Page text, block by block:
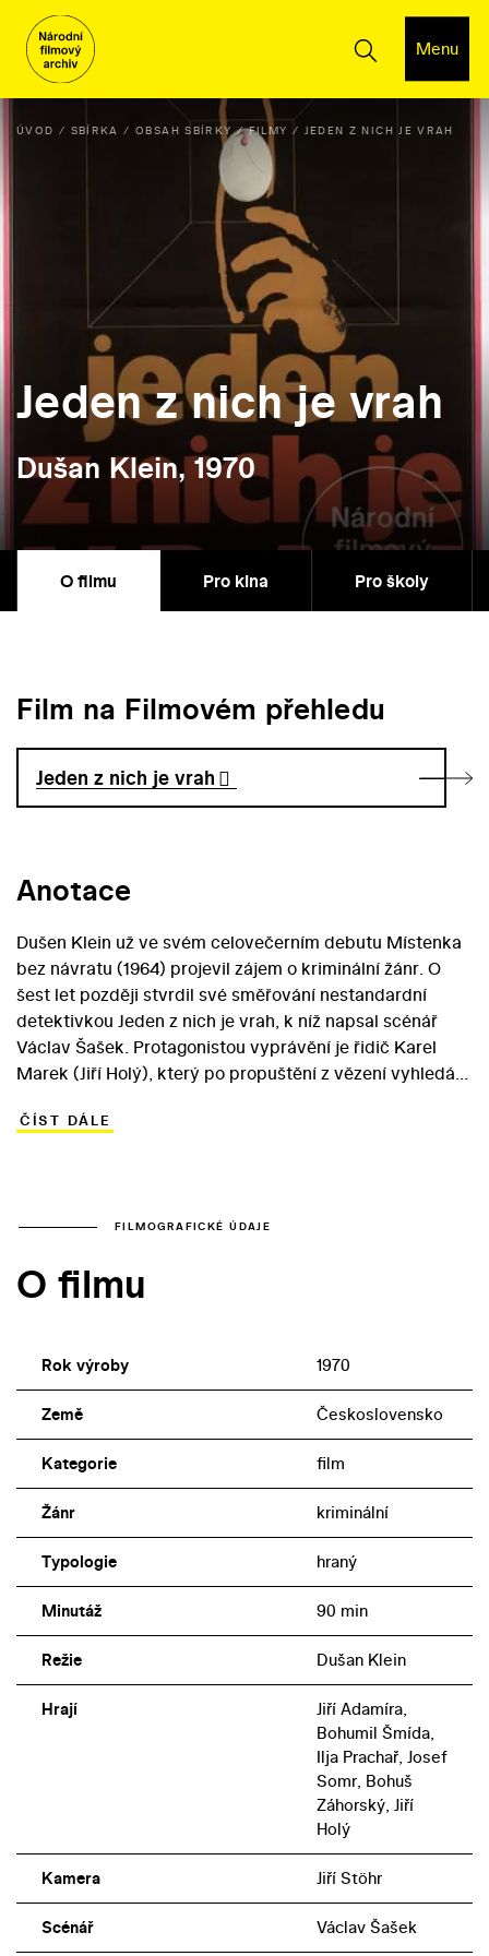
Menu
ÚVOD SBÍRKA OBSAH SBÍRKY FILMY JEDEN Z NICH JE VRAH
Jeden z nich je vrah
Dušan Klein, 1970
O filmu Pro kina Pro školy
Film na Filmovém přehledu
Jeden z nich je vrah
Anotace
Dušen Klein už ve svém celovečerním debutu Místenka
bez návratu (1964) projevil zájem o kriminální žánr. O
šest let později stvrdil své směřování nestandardní
detektivkou Jeden z nich je vrah, k níž napsal scénář
Václav Šašek. Protagonistou vyprávění je řidič Karel
Marek (Jiří Holý), který po propuštění z vězení vyhledá
uměleckých předmětů do ciziny se spolu s ním podílela
vyšetřovatelem Hájkem (Jiří Adamíra) se divák nedozví,
nepostižitelnosti viny dobře zapadá do dobových
ČÍST DÁLE
FILMOGRAFICKÉ ÚDAJE
O filmu
Rok výroby 1970
Země Československo
Kategorie film
Žánr kriminální
Typologie hraný
Minutáž 90 min
Režie Dušan Klein
Hrají
Jiří Adamíra,
Bohumil Šmída,
Ilja Prachař, Josef
Somr, Bohuš
Záhorský, Jiří
Holý
Kamera Jiří Stöhr
Scénář Václav Šašek